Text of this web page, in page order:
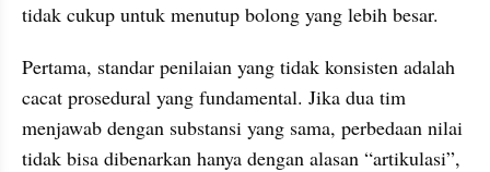
tidak cukup untuk menutup bolong yang lebih besar.
Pertama, standar penilaian yang tidak konsisten adalah
cacat prosedural yang fundamental. Jika dua tim
menjawab dengan substansi yang sama, perbedaan nilai
tidak bisa dibenarkan hanya dengan alasan “artikulasi”,